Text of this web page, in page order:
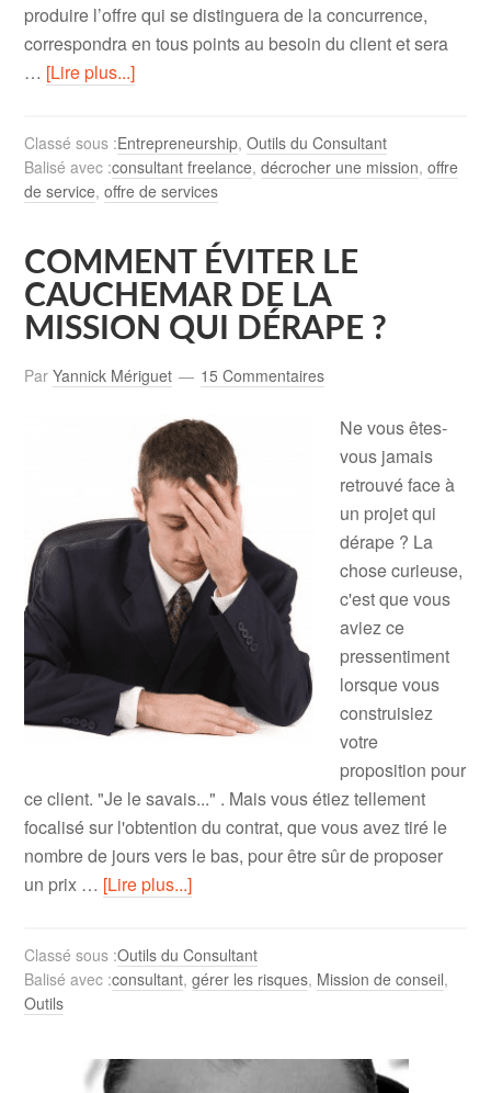
produire l’offre qui se distinguera de la concurrence,
correspondra en tous points au besoin du client et sera
… [Lire plus...]
Classé sous :Entrepreneurship,Outils du Consultant
Balisé avec :consultant freelance,décrocher une mission,offre
de service,offre de services
COMMENT ÉVITER LE
CAUCHEMAR DE LA
MISSION QUI DÉRAPE ?
ParYannick Mériguet 15 Commentaires
Ne vous êtes-
vous jamais
retrouvé face à
un projet qui
dérape ? La
chose curieuse,
c'est que vous
aviez ce
pressentiment
lorsque vous
construisiez
votre
proposition pour
ce client. "Je le savais..." . Mais vous étiez tellement
focalisé sur l'obtention du contrat, que vous avez tiré le
nombre de jours vers le bas, pour être sûr de proposer
un prix … [Lire plus...]
Classé sous :Outils du Consultant
Balisé avec :consultant,gérer les risques, Mission de conseil,
Outils